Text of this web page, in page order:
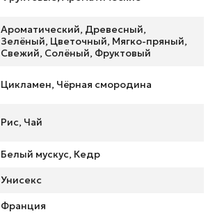
Ароматический, Древесный,
Зелёный, Цветочный, Мягко-пряный,
Свежий, Солёный, Фруктовый
Цикламен, Чёрная смородина
Рис, Чай
Белый мускус, Кедр
Унисекс
Франция